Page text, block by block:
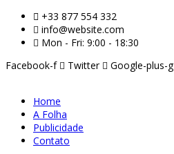
+33 877 554 332
info@website.com
Mon - Fri: 9:00 - 18:30
Facebook-f
Twitter Google-plus-g
Home
A Folha
Publicidade
Contato